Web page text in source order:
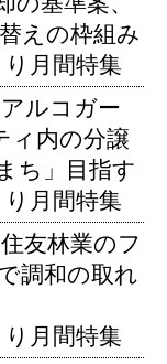
えの枠組み
月間特集
ルコガー
ィ内の分譲
ち」目指す
月間特集
友林業のフ
調和の取れ
月間特集